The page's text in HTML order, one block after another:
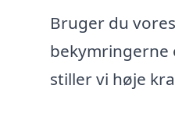
Bruger du
bekymringerne
stiller vi høje